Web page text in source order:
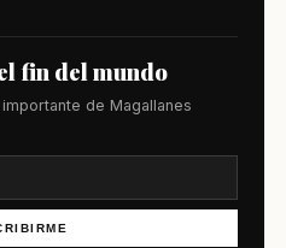
fin del mundo
de Magallanes